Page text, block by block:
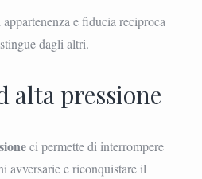
e fiducia reciproca
dagli altri.
alta pressione
ci permette di interrompere
avversarie e riconquistare il